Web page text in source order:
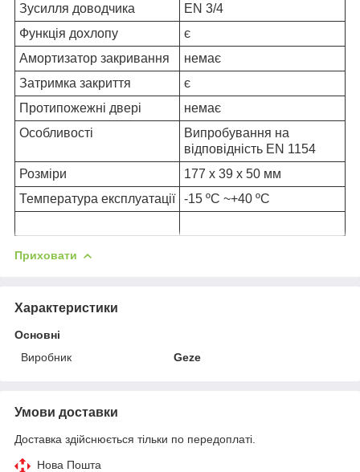
Зусилля доводчика
EN 3/4
Функція дохлопу
є
Амортизатор закривання
немає
Затримка закриття
є
Протипожежні двері
немає
Особливості
Випробування на
відповідність EN 1154
Розміри
177 x 39 x 50 мм
Температура експлуатації
-15 ºC ~+40 ºC
Приховати
Характеристики
Основні
Виробник
Geze
Умови доставки
Доставка здійснюється тільки по передоплаті.
Нова Пошта